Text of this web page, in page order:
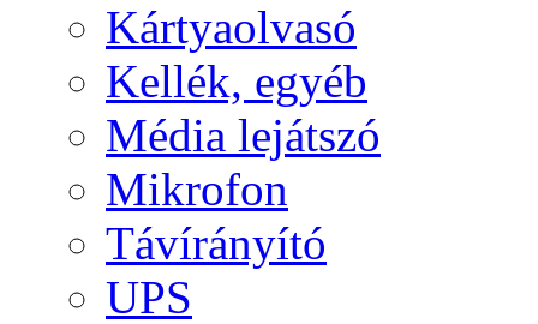
Kártyaolvasó
Kellék, egyéb
Média lejátszó
Mikrofon
Távírányító
UPS